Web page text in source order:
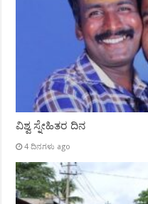
ವಿಶ್ವ ಸ್ನೇಹಿತರ ದಿನ
4 ದಿನಗಳು ago